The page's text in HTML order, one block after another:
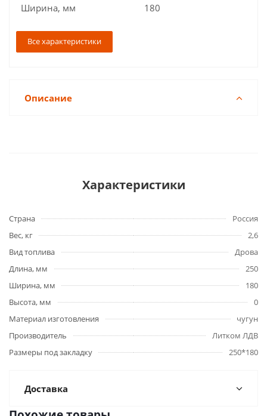
Ширина, мм
180
Все характеристики
Описание
Характеристики
Страна
Россия
Вес, кг
2,6
Вид топлива
Дрова
Длина, мм
250
Ширина, мм
180
Высота, мм
0
Материал изготовления
чугун
Производитель
Литком ЛДВ
Размеры под закладку
250*180
Доставка